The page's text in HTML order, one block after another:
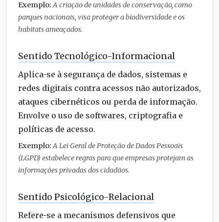
Exemplo:A criação de unidades de conservação, como
parques nacionais, visa proteger a biodiversidade e os
habitats ameaçados.
Sentido Tecnológico-Informacional
Aplica-se à segurança de dados, sistemas e
redes digitais contra acessos não autorizados,
ataques cibernéticos ou perda de informação.
Envolve o uso de softwares, criptografia e
políticas de acesso.
Exemplo:A Lei Geral de Proteção de Dados Pessoais
(LGPD) estabelece regras para que empresas protejam as
informações privadas dos cidadãos.
Sentido Psicológico-Relacional
Refere-se a mecanismos defensivos que